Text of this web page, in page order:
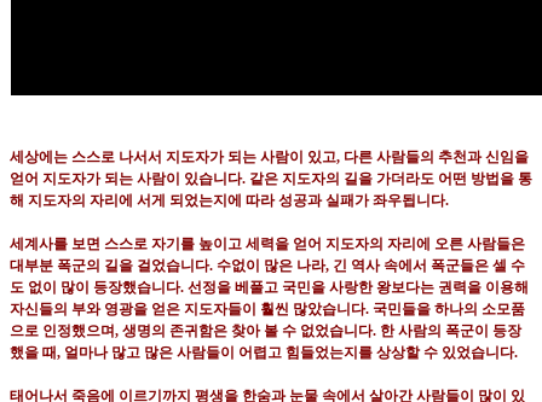
세상에는 스스로 나서서 지도자가 되는 사람이 있고, 다른 사람들의 추천과 신임을
얻어 지도자가 되는 사람이 있습니다. 같은 지도자의 길을 가더라도 어떤 방법을 통
해 지도자의 자리에 서게 되었는지에 따라 성공과 실패가 좌우됩니다.
세계사를 보면 스스로 자기를 높이고 세력을 얻어 지도자의 자리에 오른 사람들은
대부분 폭군의 길을 걸었습니다. 수없이 많은 나라, 긴 역사 속에서 폭군들은 셀 수
도 없이 많이 등장했습니다. 선정을 베풀고 국민을 사랑한 왕보다는 권력을 이용해
자신들의 부와 영광을 얻은 지도자들이 훨씬 많았습니다. 국민들을 하나의 소모품
으로 인정했으며, 생명의 존귀함은 찾아 볼 수 없었습니다. 한 사람의 폭군이 등장
했을 때, 얼마나 많고 많은 사람들이 어렵고 힘들었는지를 상상할 수 있었습니다.
태어나서 죽음에 이르기까지 평생을 한숨과 눈물 속에서 살아간 사람들이 많이 있